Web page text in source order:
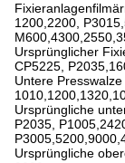
1200,2200,
Ursprünglicher
CP5225,
Untere Presswalze
Ursprüngliche
P2035,
Ursprüngliche